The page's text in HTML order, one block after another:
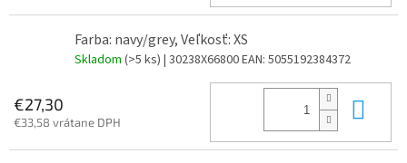
Farba: navy/grey, Veľkosť: XS
Skladom (>5 ks) | 30238X66800EAN: 5055192384372
€27,30
€33,58 vrátane DPH